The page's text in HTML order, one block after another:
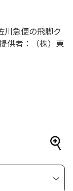
急便の飛脚ク
供者：（株）東